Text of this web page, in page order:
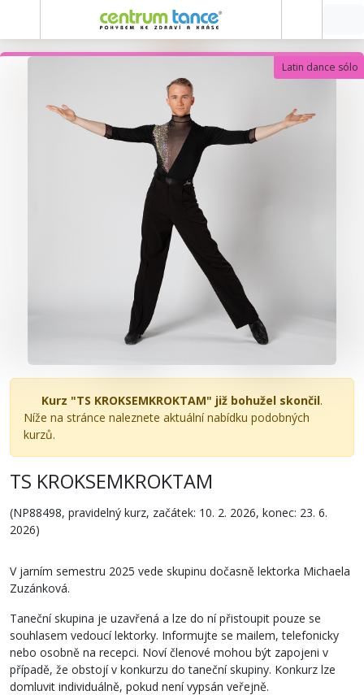
Latin dance sólo
Kurz "TS KROKSEMKROKTAM" již bohužel skončil.
Níže na stránce naleznete aktuální nabídku podobných
kurzů.
TS KROKSEMKROKTAM
(NP88498, pravidelný kurz, začátek: 10. 2. 2026, konec: 23. 6.
2026)
V jarním semestru 2025 vede skupinu dočasně lektorka Michaela
Zuzánková.
Taneční skupina je uzavřená a lze do ní přistoupit pouze se
souhlasem vedoucí lektorky. Informujte se mailem, telefonicky
nebo osobně na recepci. Noví členové mohou být zapojeni v
případě, že obstojí v konkurzu do taneční skupiny. Konkurz lze
domluvit individuálně, pokud není vypsán veřejně.